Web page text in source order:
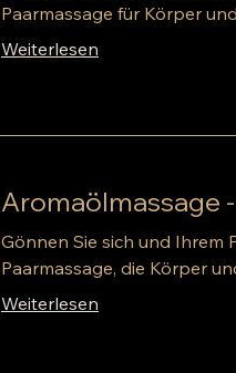
Paarmassage für Körper
Weiterlesen
Aromaölmassage
Gönnen Sie sich und Ihrem
Paarmassage, die Körper
Weiterlesen